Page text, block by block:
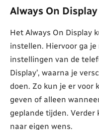
Always On Display
Het Always On Display
instellen. Hiervoor ga
instellingen van de
Display’, waarna je
doen. Zo kun je er voor
geven of alleen
geplande tijden. Verder
naar eigen wens.